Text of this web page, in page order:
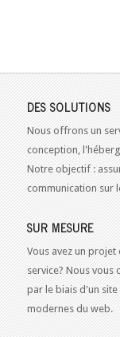
DES SOLUTIONS
Nous offrons un
conception,
Notre objectif :
communication sur
SUR MESURE
Vous avez un
service? Nous
par le biais d'un
modernes du web.